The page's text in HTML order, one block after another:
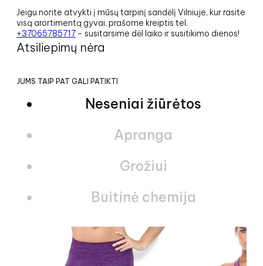
Jeigu norite atvykti į mūsų tarpinį sandėlį Vilniuje, kur rasite
visą arortimentą gyvai, prašome kreiptis tel.
+37065785717 - susitarsime dėl laiko ir susitikimo dienos!
Atsiliepimų nėra
JUMS TAIP PAT GALI PATIKTI
Neseniai žiūrėtos
Apranga
Grožiui
Buitinė chemija